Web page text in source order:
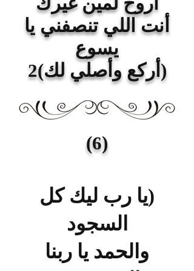
أنت اللي تنصفني يا
يسوع
(أركع وأصلي لك)2
(6)
(يا رب ليك كل
السجود
والحمد يا ربنا